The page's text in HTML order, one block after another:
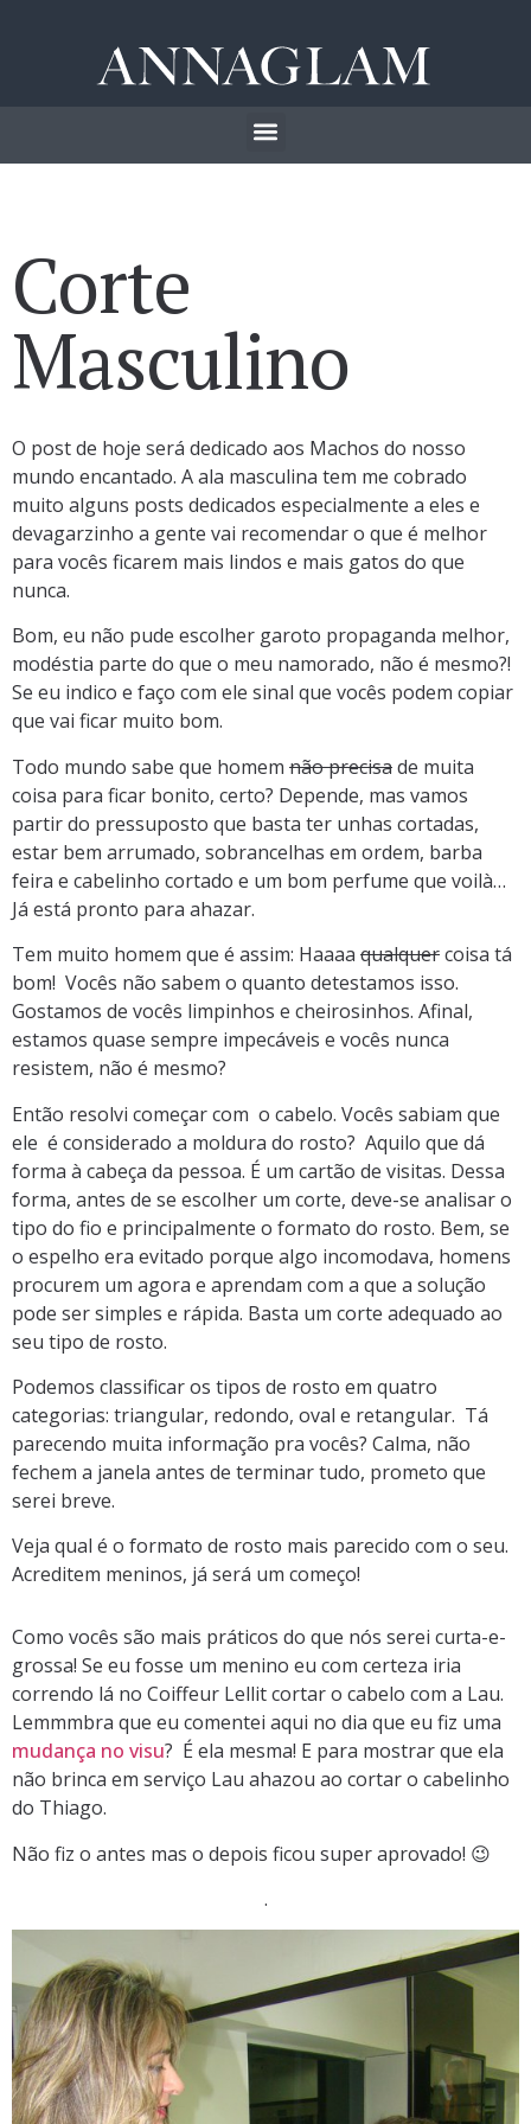
Corte
Masculino
O post de hoje será dedicado aos Machos do nosso
mundo encantado. A ala masculina tem me cobrado
muito alguns posts dedicados especialmente a eles e
devagarzinho a gente vai recomendar o que é melhor
para vocês ficarem mais lindos e mais gatos do que
nunca.
Bom, eu não pude escolher garoto propaganda melhor,
modéstia parte do que o meu namorado, não é mesmo?!
Se eu indico e faço com ele sinal que vocês podem copiar
que vai ficar muito bom.
Todo mundo sabe que homem não precisade muita
coisa para ficar bonito, certo? Depende, mas vamos
partir do pressuposto que basta ter unhas cortadas,
estar bem arrumado, sobrancelhas em ordem, barba
feira e cabelinho cortado e um bom perfume que voilà…
Já está pronto para ahazar.
Tem muito homem que é assim: Haaaa qualquercoisa tá
bom! Vocês não sabem o quanto detestamos isso.
Gostamos de vocês limpinhos e cheirosinhos. Afinal,
estamos quase sempre impecáveis e vocês nunca
resistem, não é mesmo?
Então resolvi começar com o cabelo. Vocês sabiam que
ele é considerado a moldura do rosto? Aquilo que dá
forma à cabeça da pessoa. É um cartão de visitas. Dessa
forma, antes de se escolher um corte, deve-se analisar o
tipo do fio e principalmente o formato do rosto. Bem, se
o espelho era evitado porque algo incomodava, homens
procurem um agora e aprendam com a que a solução
pode ser simples e rápida. Basta um corte adequado ao
seu tipo de rosto.
Podemos classificar os tipos de rosto em quatro
categorias: triangular, redondo, oval e retangular. Tá
parecendo muita informação pra vocês? Calma, não
fechem a janela antes de terminar tudo, prometo que
serei breve.
Veja qual é o formato de rosto mais parecido com o seu.
Acreditem meninos, já será um começo!
Como vocês são mais práticos do que nós serei curta-e-
grossa! Se eu fosse um menino eu com certeza iria
correndo lá no Coiffeur Lellit cortar o cabelo com a Lau.
Lemmmbra que eu comentei aqui no dia que eu fiz uma
mudança no visu? É ela mesma! E para mostrar que ela
não brinca em serviço Lau ahazou ao cortar o cabelinho
do Thiago.
Não fiz o antes mas o depois ficou super aprovado! 😉
.